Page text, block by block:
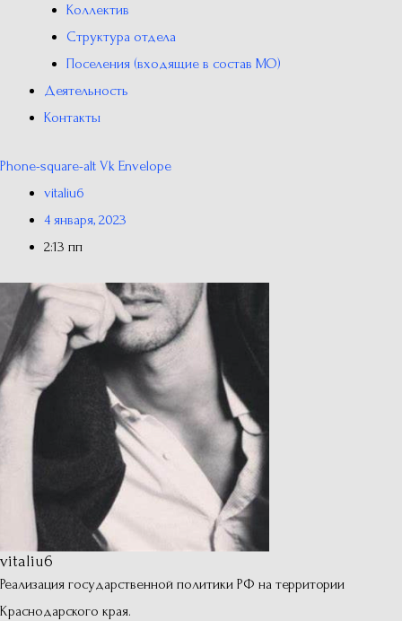
Коллектив
Структура отдела
Поселения (входящие в состав МО)
Деятельность
Контакты
Phone-square-alt Vk Envelope
vitaliu6
4 января, 2023
2:13 пп
vitaliu6
Реализация государственной политики РФ на территории
Краснодарского края.